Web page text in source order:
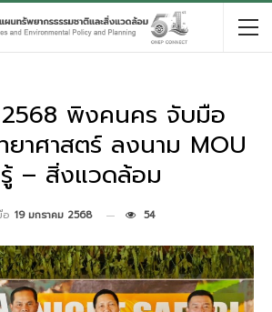
พิงคนคร จับมือ
าศาสตร์ ลงนาม MOU
– สิ่งแวดล้อม
อ 19 มกราคม 2568 54